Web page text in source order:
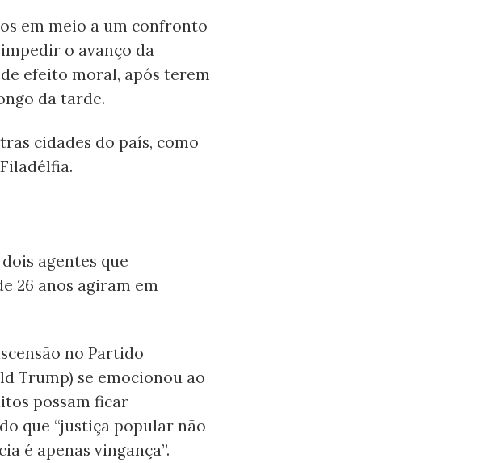
em meio a um confronto
o avanço da
efeito moral, após terem
da tarde.
cidades do país, como
agentes que
26 anos agiram em
no Partido
Trump) se emocionou ao
possam ficar
que “justiça popular não
é apenas vingança”.